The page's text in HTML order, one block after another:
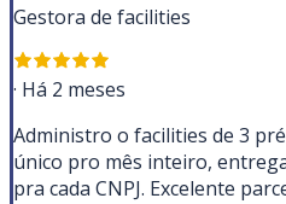
Gestora de facilities
· Há 2 meses
Administro o facilities de 3
único pro mês inteiro,
pra cada CNPJ. Excelente